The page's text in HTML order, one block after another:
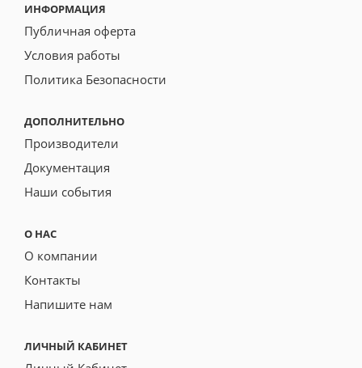
ИНФОРМАЦИЯ
Публичная оферта
Условия работы
Политика Безопасности
ДОПОЛНИТЕЛЬНО
Производители
Документация
Наши события
О НАС
О компании
Контакты
Напишите нам
ЛИЧНЫЙ КАБИНЕТ